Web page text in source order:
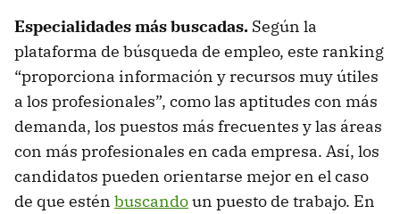
Especialidades más buscadas. Según la
plataforma de búsqueda de empleo, este ranking
“proporciona información y recursos muy útiles
a los profesionales”, como las aptitudes con más
demanda, los puestos más frecuentes y las áreas
con más profesionales en cada empresa. Así, los
candidatos pueden orientarse mejor en el caso
de que estén buscandoun puesto de trabajo. En